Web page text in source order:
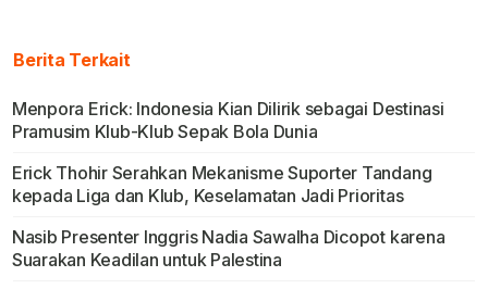
Berita Terkait
Menpora Erick: Indonesia Kian Dilirik sebagai Destinasi
Pramusim Klub-Klub Sepak Bola Dunia
Erick Thohir Serahkan Mekanisme Suporter Tandang
kepada Liga dan Klub, Keselamatan Jadi Prioritas
Nasib Presenter Inggris Nadia Sawalha Dicopot karena
Suarakan Keadilan untuk Palestina